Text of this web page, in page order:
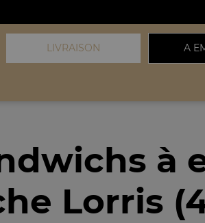
LIVRAISON A
à
Lorris